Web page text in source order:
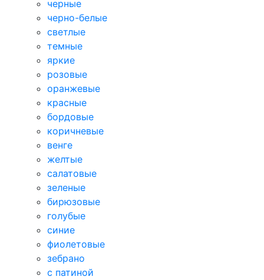
черные
черно-белые
светлые
темные
яркие
розовые
оранжевые
красные
бордовые
коричневые
венге
желтые
салатовые
зеленые
бирюзовые
голубые
синие
фиолетовые
зебрано
с патиной